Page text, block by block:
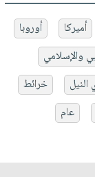
أميركا
أوروبا
والإسلامي
النيل
خرائط
عام